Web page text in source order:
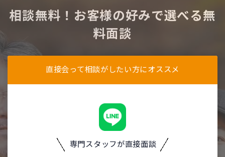
相談無料！お客様の好みで選べる無
料面談
直接会って相談がしたい方にオススメ
専門スタッフが直接面談